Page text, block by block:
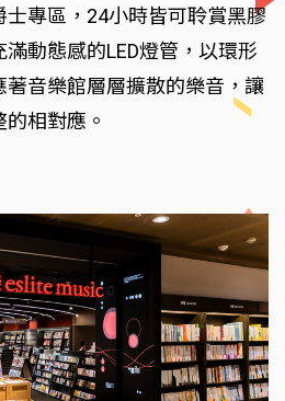
專區，24小時皆可聆賞黑膠
動態感的LED燈管，以環形
音樂館層層擴散的樂音，讓
相對應。